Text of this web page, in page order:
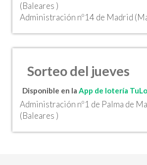
(Baleares )
Administración nº14 de Madrid
Sorteo del jueves
Disponible en la App de lotería
Administración nº1 de Palma de
(Baleares )